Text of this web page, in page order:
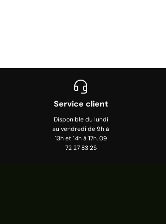
Service client
Disponible du lundi
au vendredi de 9h à
13h et 14h à 17h. 09
72 27 83 25